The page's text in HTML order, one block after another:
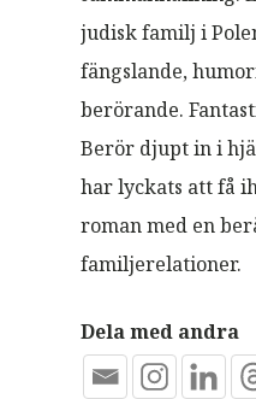
judisk familj i
fängslande,
berörande.
Berör djupt in i
har lyckats att få
roman med en
familjerelationer.
Dela med andra